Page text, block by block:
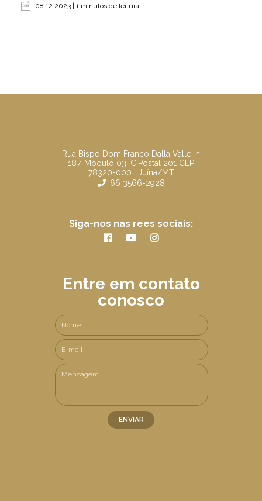
08.12.2023 | 1 minutos de leitura
Rua Bispo Dom Franco Dalla Valle, n
187, Módulo 03, C.Postal 201 CEP
78320-000 | Juína/MT
66 3566-2928
Siga-nos nas rees sociais:
Entre em contato
conosco